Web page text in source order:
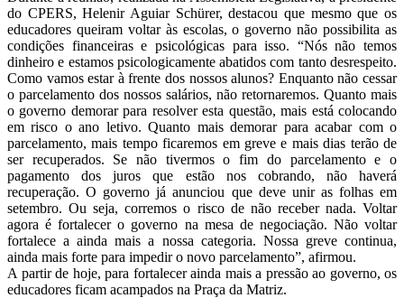
do CPERS, Helenir Aguiar Schürer, destacou que mesmo que os
educadores queiram voltar às escolas, o governo não possibilita as
condições financeiras e psicológicas para isso. “Nós não temos
dinheiro e estamos psicologicamente abatidos com tanto desrespeito.
Como vamos estar à frente dos nossos alunos? Enquanto não cessar
o parcelamento dos nossos salários, não retornaremos. Quanto mais
o governo demorar para resolver esta questão, mais está colocando
em risco o ano letivo. Quanto mais demorar para acabar com o
parcelamento, mais tempo ficaremos em greve e mais dias terão de
ser recuperados. Se não tivermos o fim do parcelamento e o
pagamento dos juros que estão nos cobrando, não haverá
recuperação. O governo já anunciou que deve unir as folhas em
setembro. Ou seja, corremos o risco de não receber nada. Voltar
agora é fortalecer o governo na mesa de negociação. Não voltar
fortalece a ainda mais a nossa categoria. Nossa greve continua,
ainda mais forte para impedir o novo parcelamento”, afirmou.
A partir de hoje, para fortalecer ainda mais a pressão ao governo, os
educadores ficam acampados na Praça da Matriz.